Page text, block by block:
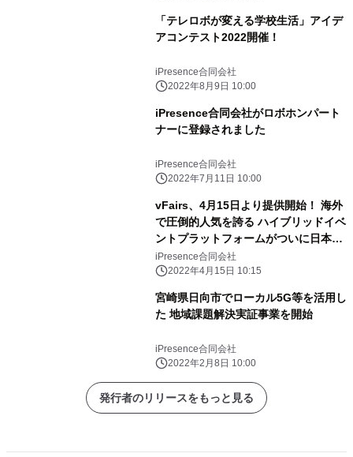
「テレロボが変える学校生活」アイデ
アコンテスト2022開催！
iPresence合同会社
2022年8月9日 10:00
iPresence合同会社がロボホンパート
ナーに登録されました
iPresence合同会社
2022年7月11日 10:00
vFairs、4月15日より提供開始！ 海外
で圧倒的人気を誇る ハイブリッドイベ
ントプラットフォームがついに日本上
陸！
iPresence合同会社
2022年4月15日 10:15
宮崎県日向市でローカル5G等を活用し
た 地域課題解決実証事業を開始
iPresence合同会社
2022年2月8日 10:00
発行者のリリースをもっと見る